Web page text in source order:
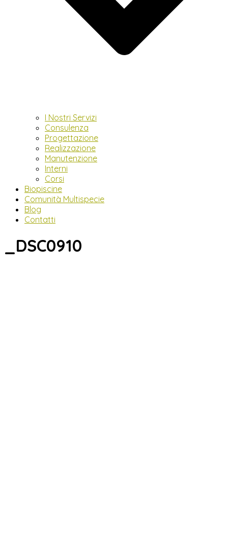
I Nostri Servizi
Consulenza
Progettazione
Realizzazione
Manutenzione
Interni
Corsi
Biopiscine
Comunità Multispecie
Blog
Contatti
_DSC0910